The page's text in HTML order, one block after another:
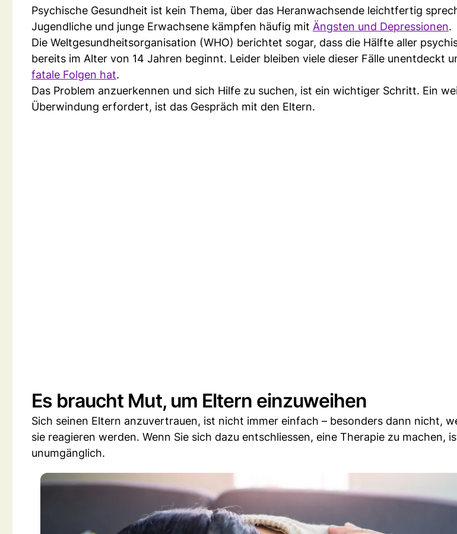
Psychische Gesundheit ist kein Thema, über das Heranwachsende leichtfertig
Jugendliche und junge Erwachsene kämpfen häufig mit Ängsten und Depressionen.
Die Weltgesundheitsorganisation (WHO) berichtet sogar, dass die Hälfte aller
bereits im Alter von 14 Jahren beginnt. Leider bleiben viele dieser Fälle unentdeckt
fatale Folgen hat.
Das Problem anzuerkennen und sich Hilfe zu suchen, ist ein wichtiger Schritt. Ein
Überwindung erfordert, ist das Gespräch mit den Eltern.
Es braucht Mut, um Eltern einzuweihen
Sich seinen Eltern anzuvertrauen, ist nicht immer einfach – besonders dann nicht,
sie reagieren werden. Wenn Sie sich dazu entschliessen, eine Therapie zu machen,
unumgänglich.